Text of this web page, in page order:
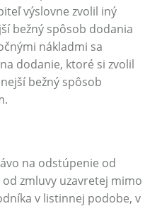
výslovne zvolil iný
bežný spôsob dodania
nákladmi sa
dodanie, ktoré si zvolil
bežný spôsob
na odstúpenie od
zmluvy uzavretej mimo
v listinnej podobe, v